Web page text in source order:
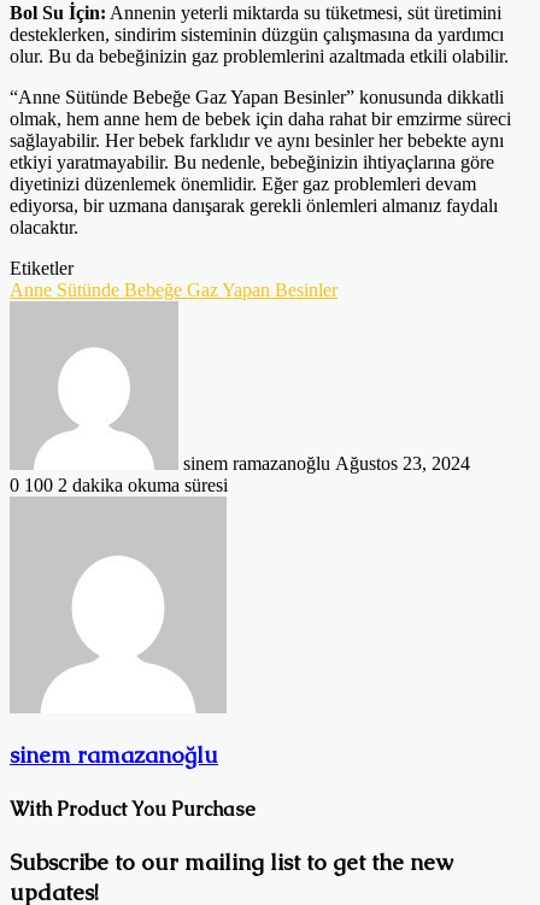
Bol Su İçin: Annenin yeterli miktarda su tüketmesi, süt üretimini
desteklerken, sindirim sisteminin düzgün çalışmasına da yardımcı
olur. Bu da bebeğinizin gaz problemlerini azaltmada etkili olabilir.
“Anne Sütünde Bebeğe Gaz Yapan Besinler” konusunda dikkatli
olmak, hem anne hem de bebek için daha rahat bir emzirme süreci
sağlayabilir. Her bebek farklıdır ve aynı besinler her bebekte aynı
etkiyi yaratmayabilir. Bu nedenle, bebeğinizin ihtiyaçlarına göre
diyetinizi düzenlemek önemlidir. Eğer gaz problemleri devam
ediyorsa, bir uzmana danışarak gerekli önlemleri almanız faydalı
olacaktır.
Etiketler
Anne Sütünde Bebeğe Gaz Yapan Besinler
sinem ramazanoğlu Ağustos 23, 2024
0 100 2 dakika okuma süresi
sinem ramazanoğlu
With Product You Purchase
Subscribe to our mailing list to get the new
updates!